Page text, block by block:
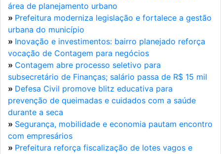
área de planejamento urbano
» Prefeitura moderniza legislação e fortalece a gestão
urbana do município
» Inovação e investimentos: bairro planejado reforça
vocação de Contagem para negócios
» Contagem abre processo seletivo para
subsecretário de Finanças; salário passa de R$ 15 mil
» Defesa Civil promove blitz educativa para
prevenção de queimadas e cuidados com a saúde
durante a seca
» Segurança, mobilidade e economia pautam encontro
com empresários
» Prefeitura reforça fiscalização de lotes vagos e